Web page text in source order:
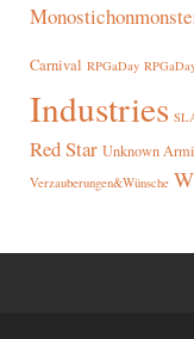
Carnival RPGaDay
Industries
Red Star Unknown
Verzauberungen&Wünsche